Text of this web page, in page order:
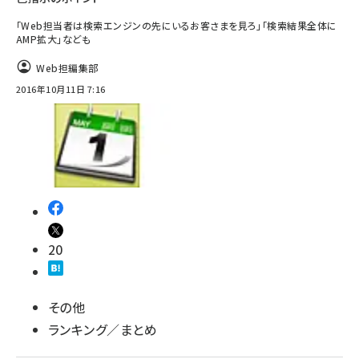
「Web担当者は検索エンジンの先にいるお客さまを見ろ」「検索結果全体に
AMP拡大」なども
Web担編集部
2016年10月11日 7:16
20
その他
ランキング／まとめ